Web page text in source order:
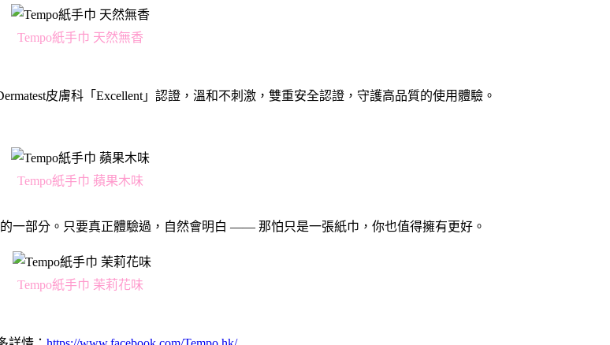
Tempo紙手巾 天然無香
皮膚科「Excellent」認證，溫和不刺激，雙重安全認證，守護高品質的使用體驗。
Tempo紙手巾 蘋果木味
一部分。只要真正體驗過，自然會明白 —— 那怕只是一張紙巾，你也值得擁有更好。
Tempo紙手巾 茉莉花味